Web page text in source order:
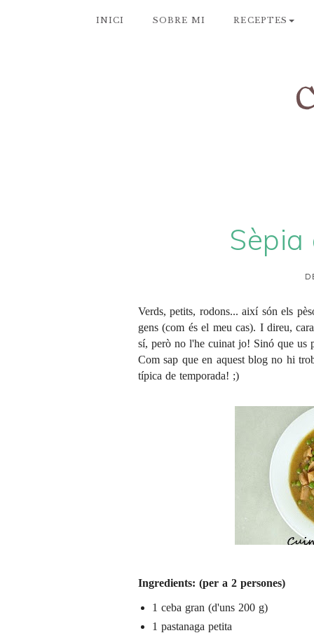
INICI SOBRE MI RECEPTES
Sèpia
Verds, petits, rodons... així són els
gens (com és el meu cas). I direu,
sí, però no l'he cuinat jo! Sinó que us
Com sap que en aquest blog no hi
típica de temporada! ;)
Ingredients: (per a 2 persones)
1 ceba gran (d'uns 200 g)
1 pastanaga petita